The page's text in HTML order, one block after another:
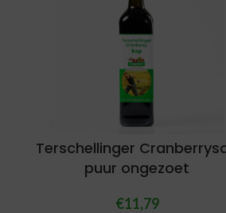
Terschellinger
puur ongezoet
€11,79